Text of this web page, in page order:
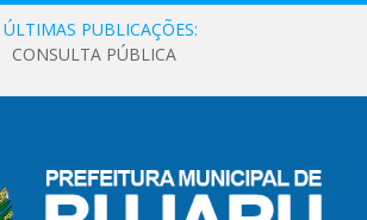
ÚLTIMAS PUBLICAÇÕES:
CONSULTA PÚBLICA